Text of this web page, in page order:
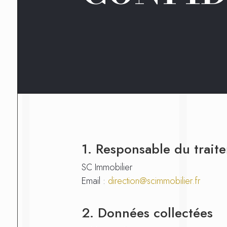
1. Responsable du
SC Immobilier
Email : direction@scimmobilier.fr
2. Données collectées